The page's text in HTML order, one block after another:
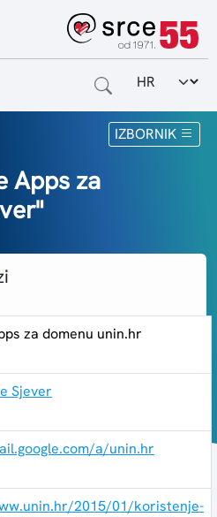
Odabir
IZBORNIK
korisnike
usluga
ustanove
Apps za
za domenu unin.hr
Sjever
a/unin.hr
2015/01/koristenje-